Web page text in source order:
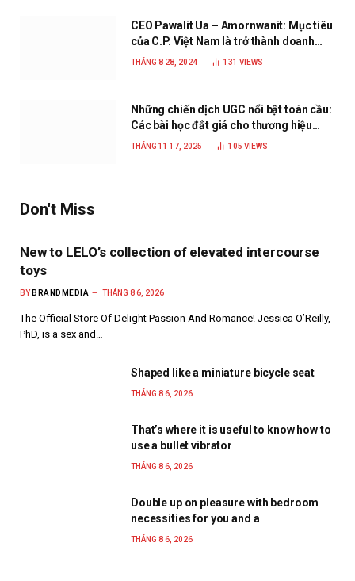
CEO Pawalit Ua – Amornwanit: Mục tiêu
của C.P. Việt Nam là trở thành doanh
nghiệp xanh, phát triển bền vững
THÁNG 8 28, 2024 131 VIEWS
Những chiến dịch UGC nổi bật toàn cầu:
Các bài học đắt giá cho thương hiệu
năm 2025
THÁNG 11 17, 2025 105 VIEWS
Don't Miss
New to LELO’s collection of elevated intercourse
toys
BY BRANDMEDIA THÁNG 8 6, 2026
The Official Store Of Delight Passion And Romance! Jessica O’Reilly,
PhD, is a sex and…
Shaped like a miniature bicycle seat
THÁNG 8 6, 2026
That’s where it is useful to know how to
use a bullet vibrator
THÁNG 8 6, 2026
Double up on pleasure with bedroom
necessities for you and a
THÁNG 8 6, 2026